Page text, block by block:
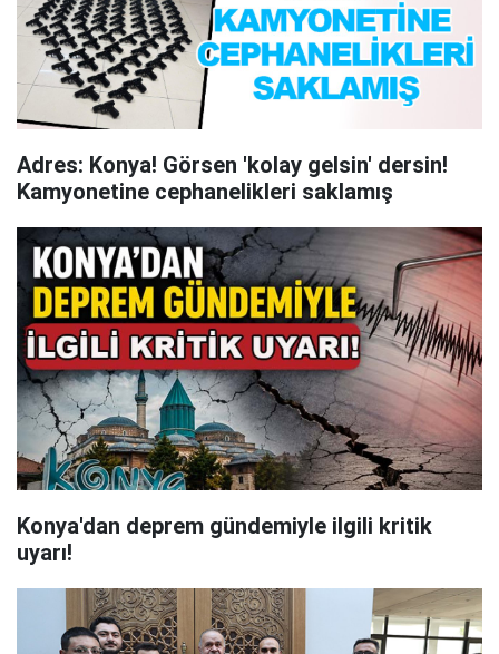
Adres: Konya! Görsen 'kolay gelsin' dersin!
Kamyonetine cephanelikleri saklamış
Konya'dan deprem gündemiyle ilgili kritik
uyarı!